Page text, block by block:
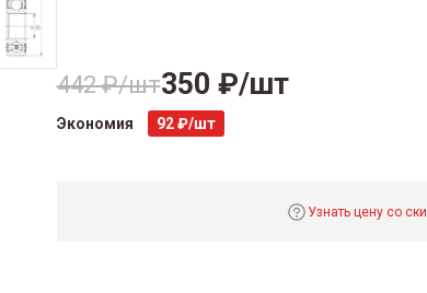
442 ₽/шт350 ₽/шт
Экономия 92 ₽/шт
Узнать цену со